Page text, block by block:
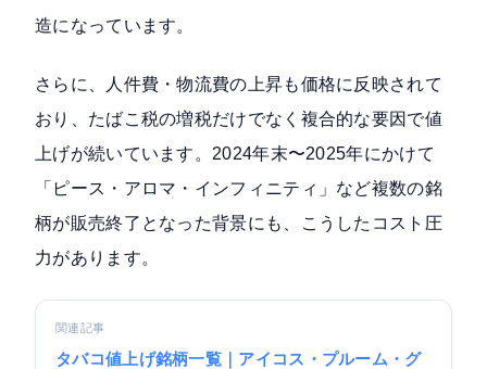
造になっています。
さらに、人件費・物流費の上昇も価格に反映されて
おり、たばこ税の増税だけでなく複合的な要因で値
上げが続いています。2024年末〜2025年にかけて
「ピース・アロマ・インフィニティ」など複数の銘
柄が販売終了となった背景にも、こうしたコスト圧
力があります。
関連記事
タバコ値上げ銘柄一覧｜アイコス・プルーム・グ